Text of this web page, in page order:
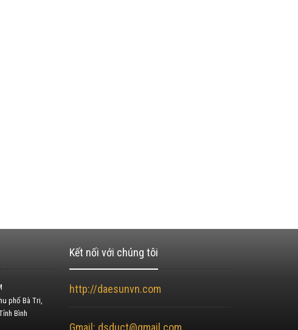
phố Bà Tri,
Bình
Kết nối với chúng tôi
http://daesunvn.com
Gmail: dsduct@gmail.com